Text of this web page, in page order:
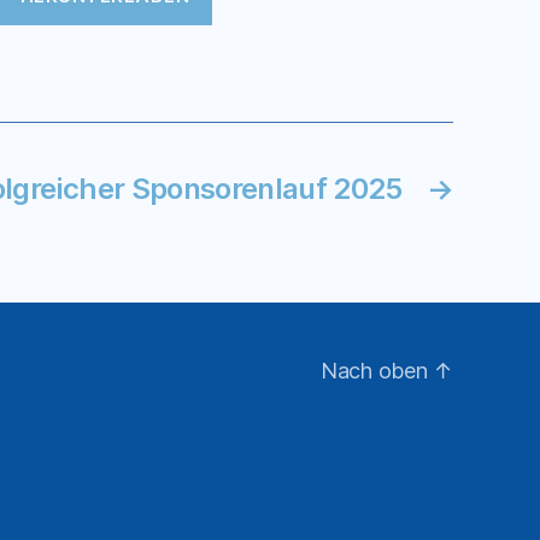
→
Sponsorenlauf 2025
Nach oben ↑